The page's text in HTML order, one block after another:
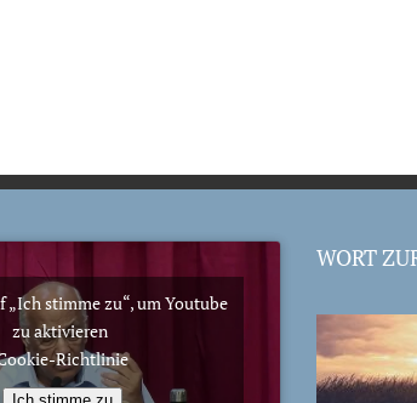
„Ich stimme zu“, um Youtube
zu aktivieren
Richtlinie
WORT